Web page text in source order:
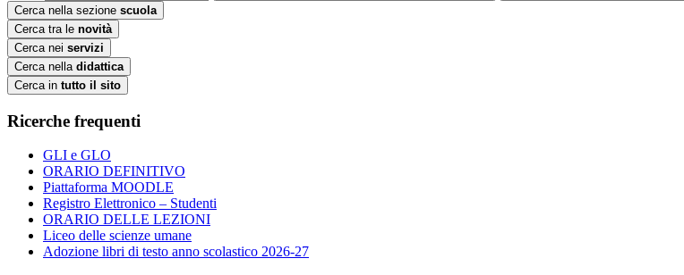
Cerca nella sezione scuola
Cerca tra le novità
Cerca nei servizi
Cerca nella didattica
Cerca in tutto il sito
Ricerche frequenti
GLI e GLO
ORARIO DEFINITIVO
Piattaforma MOODLE
Registro Elettronico – Studenti
ORARIO DELLE LEZIONI
Liceo delle scienze umane
Adozione libri di testo anno scolastico 2026-27